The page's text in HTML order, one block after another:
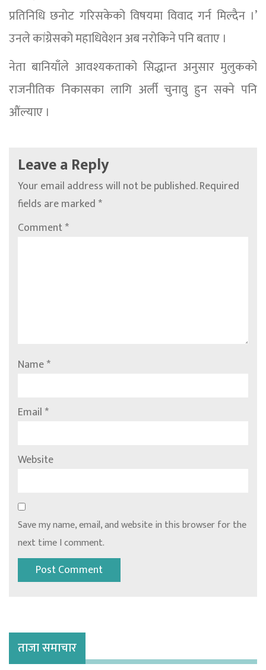
प्रतिनिधि छनोट गरिसकेको विषयमा विवाद गर्न मिल्दैन ।’
उनले कांग्रेसको महाधिवेशन अब नरोकिने पनि बताए ।
नेता बानियाँले आवश्यकताको सिद्धान्त अनुसार मुलुकको
राजनीतिक निकासका लागि अर्ली चुनावु हुन सक्ने पनि
औंल्याए ।
Leave a Reply
Your email address will not be published.Required
fields are marked*
Comment*
Name*
Email*
Website
Save my name, email, and website in this browser for the
next time I comment.
ताजा समाचार